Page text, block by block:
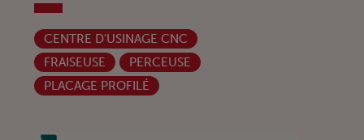
CENTRE D'USINAGE CNC
FRAISEUSE
PERCEUSE
PLACAGE PROFILÉ